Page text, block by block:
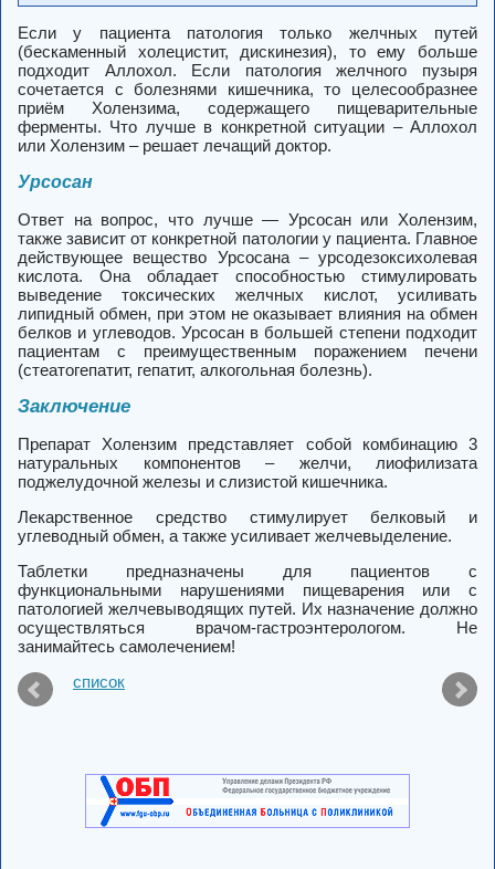
Если у пациента патология только желчных путей
(бескаменный холецистит, дискинезия), то ему больше
подходит Аллохол. Если патология желчного пузыря
сочетается с болезнями кишечника, то целесообразнее
приём Холензима, содержащего пищеварительные
ферменты. Что лучше в конкретной ситуации – Аллохол
или Холензим – решает лечащий доктор.
Урсосан
Ответ на вопрос, что лучше — Урсосан или Холензим,
также зависит от конкретной патологии у пациента. Главное
действующее вещество Урсосана – урсодезоксихолевая
кислота. Она обладает способностью стимулировать
выведение токсических желчных кислот, усиливать
липидный обмен, при этом не оказывает влияния на обмен
белков и углеводов. Урсосан в большей степени подходит
пациентам с преимущественным поражением печени
(стеатогепатит, гепатит, алкогольная болезнь).
Заключение
Препарат Холензим представляет собой комбинацию 3
натуральных компонентов – желчи, лиофилизата
поджелудочной железы и слизистой кишечника.
Лекарственное средство стимулирует белковый и
углеводный обмен, а также усиливает желчевыделение.
Таблетки предназначены для пациентов с
функциональными нарушениями пищеварения или с
патологией желчевыводящих путей. Их назначение должно
осуществляться врачом-гастроэнтерологом. Не
занимайтесь самолечением!
список